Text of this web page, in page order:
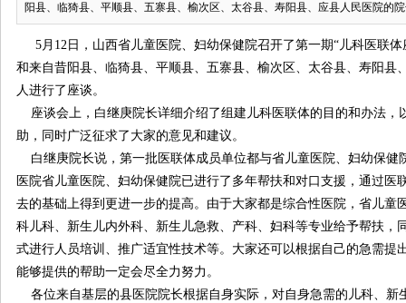
阳县、临猗县、平顺县、五寨县、榆次区、太谷县、寿阳县、应县人民医院的
5月 12 日，山西省儿童医院、妇幼保健院召开了第一期“儿科医联
和来自昔阳县、临猗县、平顺县、五寨县、榆次区、太谷县、寿阳县
人进行了座谈。
座谈会上，白继庚院长详细介绍了组建儿科医联体的目的和办法
助，同时广泛征求了大家的意见和建议。
白继庚院长说，第一批医联体成员单位都与省儿童医院、妇幼保
医院省儿童医院、妇幼保健院已进行了多年帮扶和对口支援，通过医
去的基础上得到更进一步的提高。由于大家都是综合性医院，省儿童
科儿科、新生儿内外科、新生儿急救、产科、妇科等专业给予帮扶，
式进行人员培训、推广适宜性技术等。大家还可以根据自己的急需提
能够提供的帮助一定会尽全力努力。
各位来自基层的县医院院长根据自身实际，对自身急需的儿科、新